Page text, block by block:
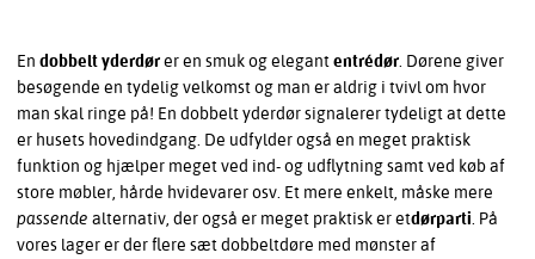
En dobbelt yderdører en smuk og elegantentrédør. Dørene giver
besøgende en tydelig velkomst og man er aldrig i tvivl om hvor
man skal ringe på! En dobbelt yderdør signalerer tydeligt at dette
er husets hovedindgang. De udfylder også en meget praktisk
funktion og hjælper meget ved ind- og udflytning samt ved køb af
store møbler, hårde hvidevarer osv. Et mere enkelt, måske mere
passende alternativ, der også er meget praktisk er etdørparti. På
vores lager er der flere sæt dobbeltdøre med mønster af